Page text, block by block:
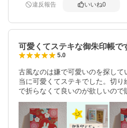
違反報告 いいね0
可愛くてステキな御朱印帳で
5.0
古風なのは嫌で可愛いのを探して
当に可愛くてステキでした。切
で折らなくて良いのが欲しいので